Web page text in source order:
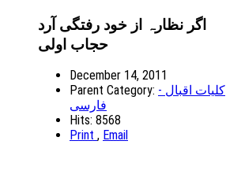
اگر نظارہ از خود رفتگی آرد
حجاب اولی
December 14, 2011
Parent Category: کلیات اقبال -
فارسی
Hits: 8568
Print , Email